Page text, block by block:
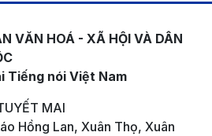
VĂN HOÁ - XÃ HỘI VÀ DÂN
Tiếng nói Việt Nam
MAI
Hồng Lan, Xuân Thọ, Xuân